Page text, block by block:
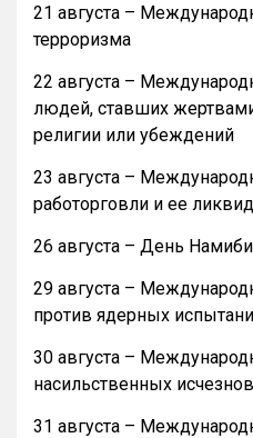
21 августа –
терроризма
22 августа –
людей, ставших
религии или убеждений
23 августа –
работорговли и ее
26 августа – День
29 августа –
против ядерных
30 августа –
насильственных
31 августа –